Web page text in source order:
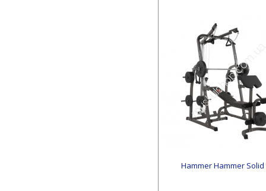
Hammer Hammer Solid